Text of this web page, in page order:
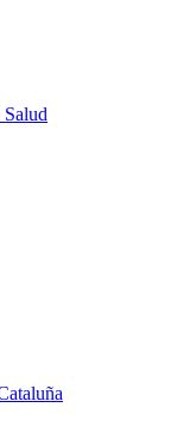
Salud